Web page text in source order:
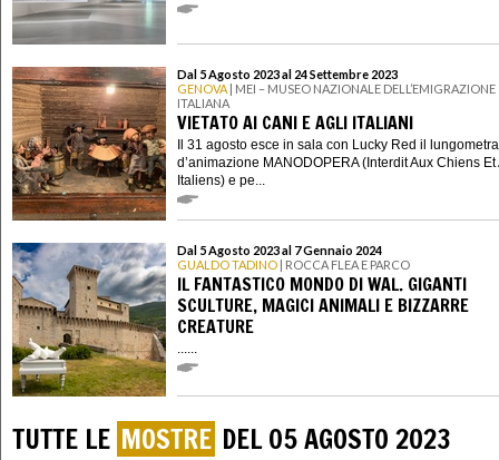
Dal 5 Agosto 2023 al 24 Settembre 2023
GENOVA | MEI – MUSEO NAZIONALE DELL’EMIGRAZIONE
ITALIANA
VIETATO AI CANI E AGLI ITALIANI
Il 31 agosto esce in sala con Lucky Red il
d’animazione MANODOPERA (Interdit Aux Chiens Et
Italiens) e pe...
Dal 5 Agosto 2023 al 7 Gennaio 2024
GUALDO TADINO | ROCCA FLEA E PARCO
IL FANTASTICO MONDO DI WAL. GIGANTI
SCULTURE, MAGICI ANIMALI E BIZZARRE
CREATURE
TUTTE LE MOSTRE DEL 05 AGOSTO 2023